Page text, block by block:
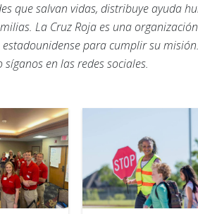
que salvan vidas, distribuye ayuda
La Cruz Roja es una
para cumplir su
síganos en las redes sociales.